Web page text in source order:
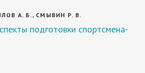
А. Б., СМЫВИН Р. В.
подготовки спортсмена-